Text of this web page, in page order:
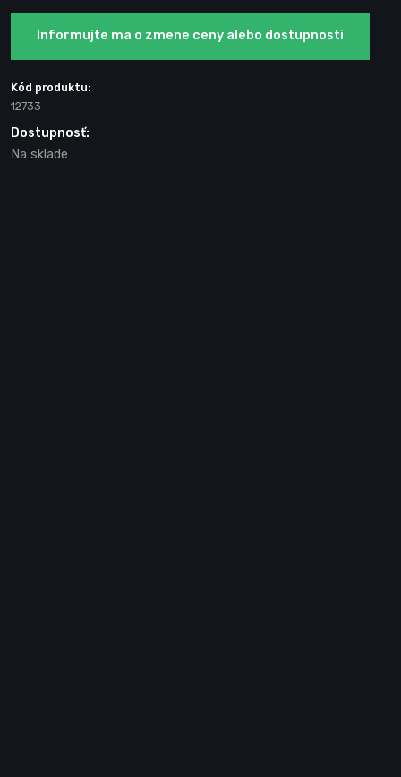
Informujte ma o zmene ceny alebo dostupnosti
Kód produktu:
12733
Dostupnosť:
Na sklade